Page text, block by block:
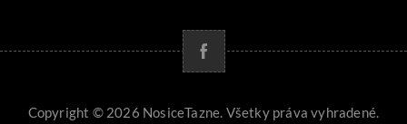
Copyright © 2026 NosiceTazne. Všetky práva vyhradené.